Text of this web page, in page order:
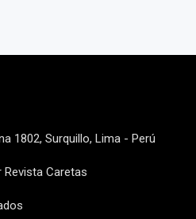
1802, Surquillo, Lima - Perú
Caretas